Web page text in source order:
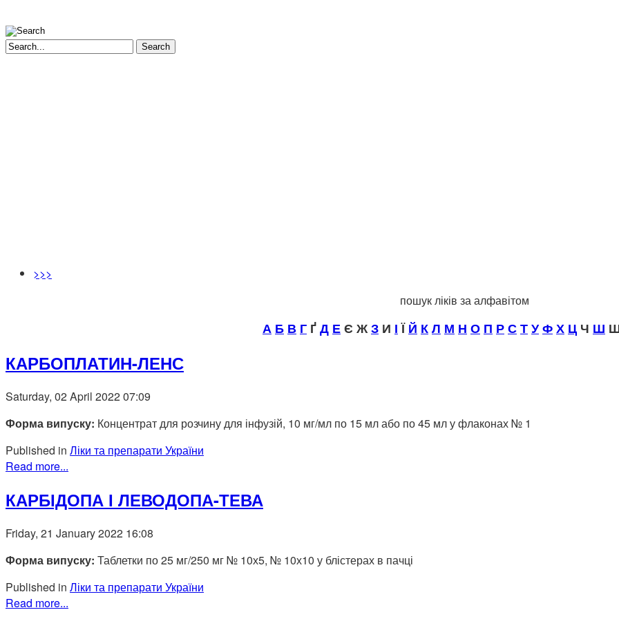
Search
>>>
пошук ліків за алфавітом
А Б В Г ҐД ЕЄ ЖЗ И ІЇЙ КЛ М Н О П РСТУФХ Ц Ч Ш
КАРБОПЛАТИН-ЛЕНС
Saturday, 02 April 2022 07:09
Форма випуску: Концентрат для розчину для інфузій, 10 мг/мл по 15 мл або по 45 мл у флаконах № 1
Published in Ліки та препарати України
Read more...
КАРБІДОПА І ЛЕВОДОПА-ТЕВА
Friday, 21 January 2022 16:08
Форма випуску: Таблетки по 25 мг/250 мг № 10х5, № 10х10 у блістерах в пачці
Published in Ліки та препарати України
Read more...